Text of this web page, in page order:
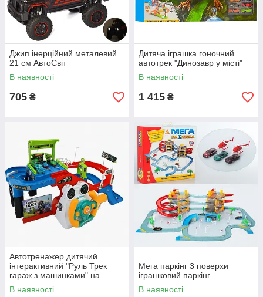
Джип інерційний металевий
21 см АвтоСвіт
В наявності
705 ₴
Дитяча іграшка гоночний
автотрек "Динозавр у місті"
В наявності
1 415 ₴
Автотренажер дитячий
інтерактивний "Руль Трек
гараж з машинками" на
батарейках
В наявності
Мега паркінг 3 поверхи
іграшковий паркінг
В наявності